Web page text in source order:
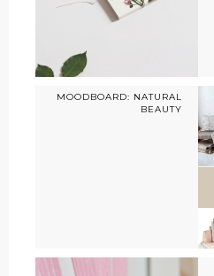
MOODBOARD: NATURAL
BEAUTY